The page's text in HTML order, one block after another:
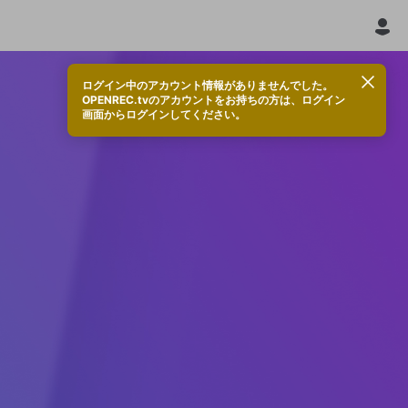
ログイン中のアカウント情報がありませんでした。
OPENREC.tvのアカウントをお持ちの方は、ログイン
画面からログインしてください。